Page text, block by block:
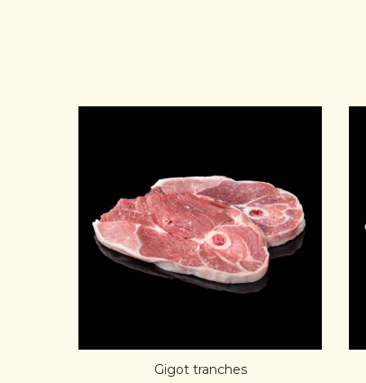
APERÇU RAPIDE
AJOUT PANIER
Gigot tranches